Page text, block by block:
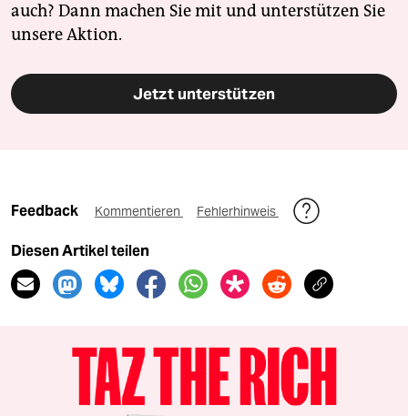
auch? Dann machen Sie mit und unterstützen Sie
unsere Aktion.
Jetzt unterstützen
Feedback Kommentieren Fehlerhinweis
Diesen Artikel teilen